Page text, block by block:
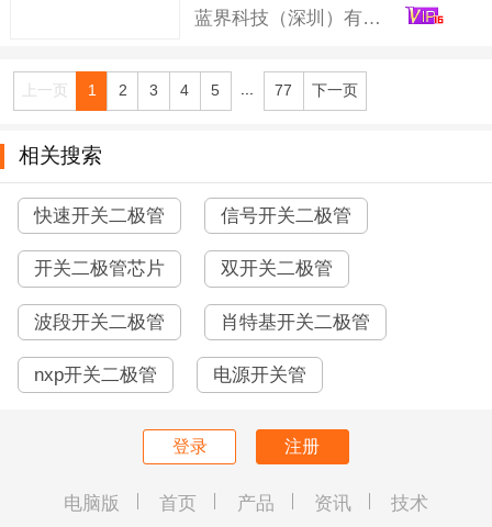
蓝界科技（深圳）有限公司
上一页 1 2 3 4 5 ... 77 下一页
相关搜索
快速开关二极管 信号开关二极管
开关二极管芯片 双开关二极管
波段开关二极管 肖特基开关二极管
nxp开关二极管 电源开关管
登录 注册
电脑版 首页 产品 资讯 技术